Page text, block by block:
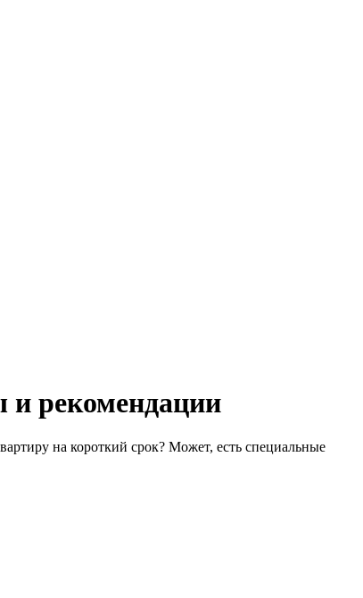
и рекомендации
на короткий срок? Может, есть специальные